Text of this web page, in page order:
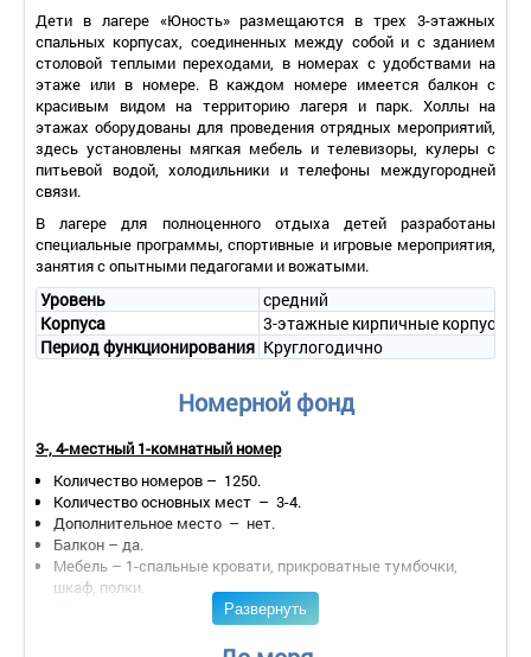
Дети в лагере «Юность» размещаются в трех 3-этажных
спальных корпусах, соединенных между собой и с зданием
столовой теплыми переходами, в номерах с удобствами на
этаже или в номере. В каждом номере имеется балкон с
красивым видом на территорию лагеря и парк. Холлы на
этажах оборудованы для проведения отрядных мероприятий,
здесь установлены мягкая мебель и телевизоры, кулеры с
питьевой водой, холодильники и телефоны междугородней
связи.
В лагере для полноценного отдыха детей разработаны
специальные программы, спортивные и игровые мероприятия,
занятия с опытными педагогами и вожатыми.
Уровень
средний
Корпуса
3-этажные кирпичные корпуса
Период функционирования Круглогодично
Номерной фонд
3-, 4-местный 1-комнатный номер
Количество номеров – 1250.
Количество основных мест – 3-4.
Дополнительное место – нет.
Балкон – да.
Мебель – 1-спальные кровати, прикроватные тумбочки,
шкаф, полки.
Оборудование – телефон, холодильник (в холле).
Покрытие пола – ковровое покрытие.
Развернуть